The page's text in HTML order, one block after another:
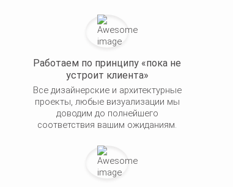
Работаем по принципу «пока не
устроит клиента»
Все дизайнерские и архитектурные
проекты, любые визуализации мы
доводим до полнейшего
соответствия вашим ожиданиям.